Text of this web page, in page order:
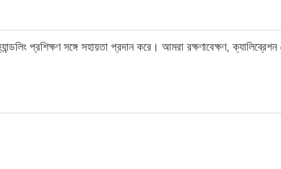
প্রশিক্ষণ সঙ্গে সহায়তা প্রদান করে। আমরা রক্ষণাবেক্ষণ,